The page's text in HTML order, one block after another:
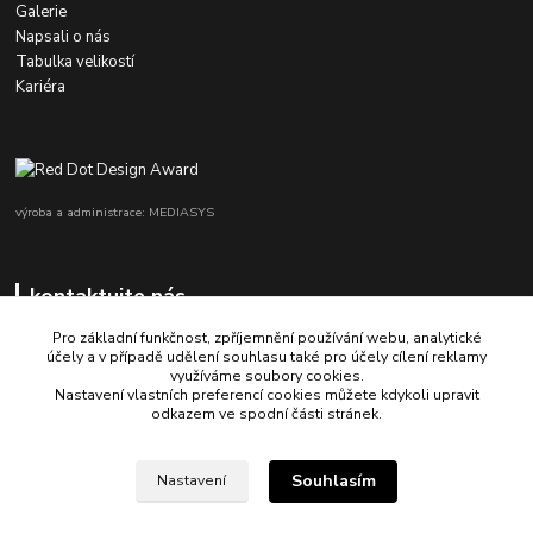
Galerie
Napsali o nás
Tabulka velikostí
Kariéra
výroba a administrace: MEDIASYS
kontaktujte nás
+420 725 347 646
Pro základní funkčnost, zpříjemnění používání webu, analytické
účely a v případě udělení souhlasu také pro účely cílení reklamy
využíváme soubory cookies.
Nastavení vlastních preferencí cookies můžete kdykoli upravit
odkazem ve spodní části stránek.
Nastavení Souhlasím